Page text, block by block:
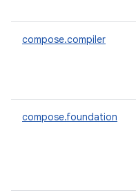
compose.compiler
compose.foundation